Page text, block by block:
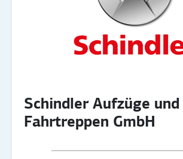
Schindler Aufzüge und
Fahrtreppen GmbH